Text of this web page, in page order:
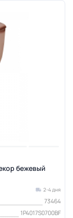
бежевый
2-4 дня
73464
1P4017S0700BF